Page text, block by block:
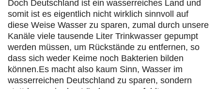
Doch Deutschland ist ein wasserreiches Land und
somit ist es eigentlich nicht wirklich sinnvoll auf
diese Weise Wasser zu sparen, zumal durch unsere
Kanäle viele tausende Liter Trinkwasser gepumpt
werden müssen, um Rückstände zu entfernen, so
dass sich weder Keime noch Bakterien bilden
können.Es macht also kaum Sinn, Wasser im
wasserreichen Deutschland zu sparen, sondern